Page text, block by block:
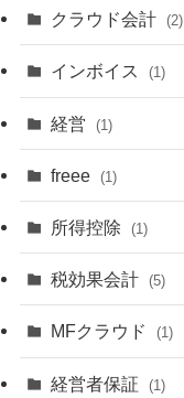
クラウド会計 (2)
インボイス (1)
経営 (1)
freee (1)
所得控除 (1)
税効果会計 (5)
MFクラウド (1)
経営者保証 (1)